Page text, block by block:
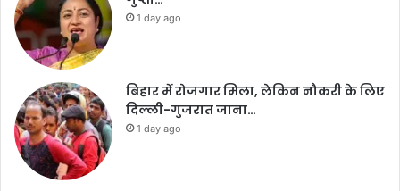
1 day ago
बिहार में रोजगार मिला, लेकिन नौकरी के लिए
दिल्ली-गुजरात जाना…
1 day ago